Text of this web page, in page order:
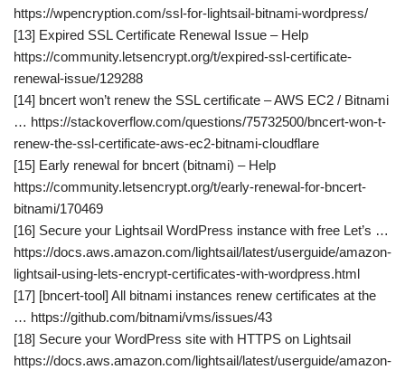
https://wpencryption.com/ssl-for-lightsail-bitnami-wordpress/
[13] Expired SSL Certificate Renewal Issue – Help
https://community.letsencrypt.org/t/expired-ssl-certificate-
renewal-issue/129288
[14] bncert won’t renew the SSL certificate – AWS EC2 / Bitnami
… https://stackoverflow.com/questions/75732500/bncert-won-t-
renew-the-ssl-certificate-aws-ec2-bitnami-cloudflare
[15] Early renewal for bncert (bitnami) – Help
https://community.letsencrypt.org/t/early-renewal-for-bncert-
bitnami/170469
[16] Secure your Lightsail WordPress instance with free Let’s …
https://docs.aws.amazon.com/lightsail/latest/userguide/amazon-
lightsail-using-lets-encrypt-certificates-with-wordpress.html
[17] [bncert-tool] All bitnami instances renew certificates at the
… https://github.com/bitnami/vms/issues/43
[18] Secure your WordPress site with HTTPS on Lightsail
https://docs.aws.amazon.com/lightsail/latest/userguide/amazon-